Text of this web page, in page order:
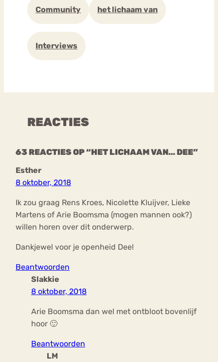
Community het lichaam van
Interviews
REACTIES
63 REACTIES OP “HET LICHAAM VAN… DEE”
Esther
8 oktober, 2018
Ik zou graag Rens Kroes, Nicolette Kluijver, Lieke
Martens of Arie Boomsma (mogen mannen ook?)
willen horen over dit onderwerp.
Dankjewel voor je openheid Dee!
Beantwoorden
Slakkie
8 oktober, 2018
Arie Boomsma dan wel met ontbloot bovenlijf
hoor 🙂
Beantwoorden
LM